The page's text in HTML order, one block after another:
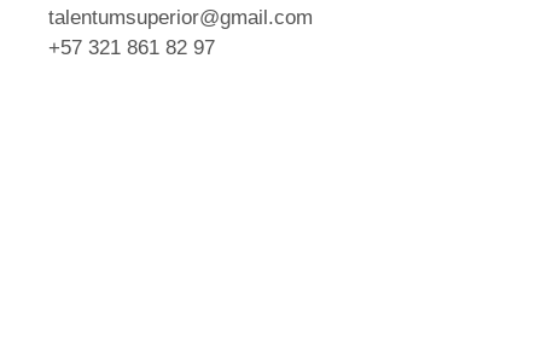
talentumsuperior@gmail.com
+57 321 861 82 97